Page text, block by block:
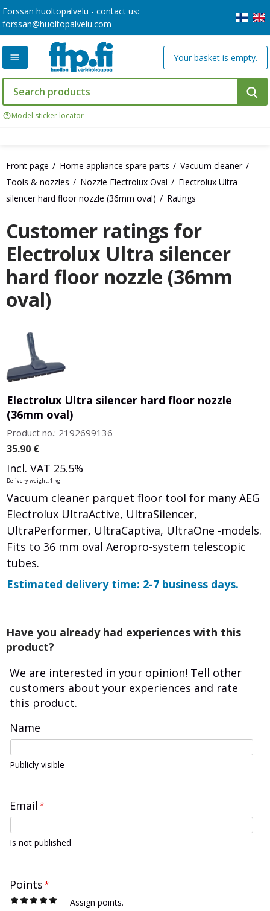
Forssan huoltopalvelu - contact us:
forssan@huoltopalvelu.com
Model sticker locator
Your basket is empty.
Front page Home appliance spare parts
Vacuum cleaner
Tools & nozzles
Nozzle Electrolux Oval
Electrolux Ultra
silencer hard floor nozzle (36mm oval)
Ratings
Customer ratings for
Electrolux Ultra silencer
hard floor nozzle (36mm
oval)
Electrolux Ultra silencer hard floor nozzle
(36mm oval)
Product no.: 2192699136
35.90 €
Incl. VAT 25.5%
Delivery weight: 1 kg
Vacuum cleaner parquet floor tool for many AEG
Electrolux UltraActive, UltraSilencer,
UltraPerformer, UltraCaptiva, UltraOne -models.
Fits to 36 mm oval Aeropro-system telescopic
tubes.
Estimated delivery time: 2-7 business days.
Have you already had experiences with this
product?
We are interested in your opinion! Tell other
customers about your experiences and rate
this product.
Name
Publicly visible
Email *
Is not published
Points *
1 2 3 4 5 Assign points.